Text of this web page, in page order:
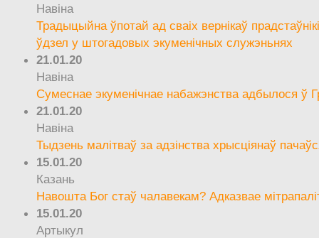
Навіна
Традыцыйна ўпотай ад сваіх вернікаў
ўдзел у штогадовых экуменічных служэньнях
21.01.20
Навіна
Сумеснае экуменічнае набажэнства адбылося ў
21.01.20
Навіна
Тыдзень малітваў за адзінства хрысціянаў
15.01.20
Казань
Навошта Бог стаў чалавекам? Адказвае
15.01.20
Артыкул